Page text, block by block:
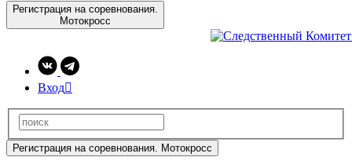
Регистрация на соревнования.
Мотокросс
Вход
Регистрация на соревнования. Мотокросс